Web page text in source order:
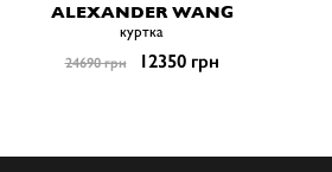
ALEXANDER WANG
куртка
24690 грн 12350 грн